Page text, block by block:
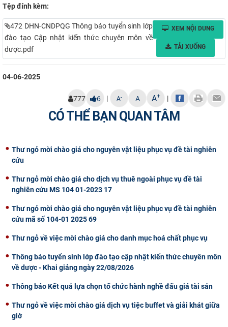
Tệp đính kèm:
472 DHN-CNDPQG Thông báo tuyển sinh lớp
đào tạo Cập nhật kiến thức chuyên môn về
dược.pdf
XEM NỘI DUNG
TẢI XUỐNG
04-06-2025
777 6 | A- A A+ |
CÓ THỂ BẠN QUAN TÂM
Thư ngỏ mời chào giá cho nguyên vật liệu phục vụ đề tài nghiên
cứu
Thư ngỏ mời chào giá cho dịch vụ thuê ngoài phục vụ đề tài
nghiên cứu MS 104 01-2023 17
Thư ngỏ mời chào giá cho nguyên vật liệu phục vụ đề tài nghiên
cứu mã số 104-01 2025 69
Thư ngỏ về việc mời chào giá cho danh mục hoá chất phục vụ
Thông báo tuyển sinh lớp đào tạo cập nhật kiến thức chuyên môn
về dược - Khai giảng ngày 22/08/2026
Thông báo Kết quả lựa chọn tổ chức hành nghề đấu giá tài sản
Thư ngỏ về việc mời chào giá dịch vụ tiệc buffet và giải khát giữa
giờ